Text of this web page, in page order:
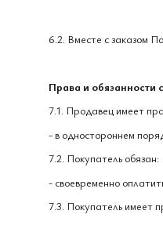
6.2. Вместе с заказом
Права и обязанности
7.1. Продавец имеет
- в одностороннем
7.2. Покупатель обязан:
- своевременно
7.3. Покупатель имеет